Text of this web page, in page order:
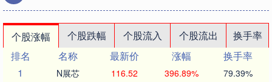
个股涨幅 个股跌幅 个股流入 个股流出
换手率
排名
名称 最新价 涨幅
换手率
1
N展芯 116.52 396.89% 79.39%